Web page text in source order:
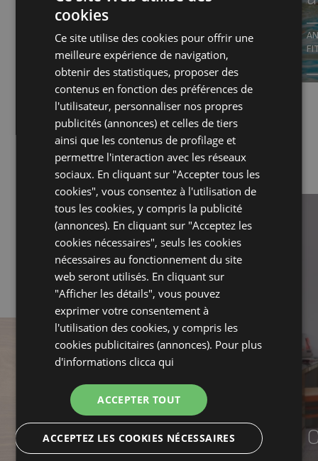
avec plaisir
DU PETIT-DÉJEUNER AU DÎNER…
ET TOUT EST INCLUS
1 de 4
Chambre Exclusive Home
ENGLISH
GERMAN
cookies
Ce site utilise des cookies pour offrir une
meilleure expérience de navigation,
obtenir des statistiques, proposer des
contenus en fonction des préférences de
l'utilisateur, personnaliser nos propres
publicités (annonces) et celles de tiers
ainsi que les contenus de profilage et
permettre l'interaction avec les réseaux
sociaux. En cliquant sur "Accepter tous les
cookies", vous consentez à l'utilisation de
tous les cookies, y compris la publicité
(annonces). En cliquant sur "Acceptez les
cookies nécessaires", seuls les cookies
nécessaires au fonctionnement du site
web seront utilisés. En cliquant sur
"Afficher les détails", vous pouvez
exprimer votre consentement à
l'utilisation des cookies, y compris les
cookies publicitaires (annonces). Pour plus
d'informations clicca qui
ACCEPTER TOUT
ACCEPTEZ LES COOKIES NÉCESSAIRES